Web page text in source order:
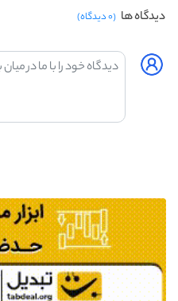
دیدگاه ها (۰ دیدگاه)